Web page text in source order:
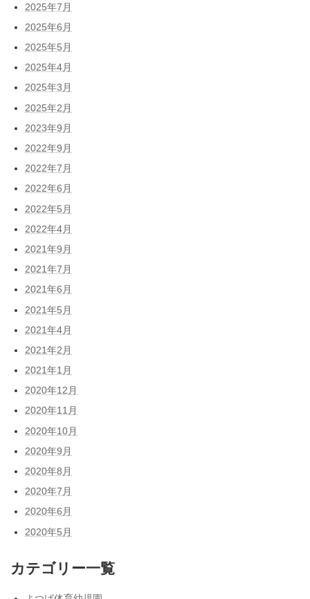
2025年7月
2025年6月
2025年5月
2025年4月
2025年3月
2025年2月
2023年9月
2022年9月
2022年7月
2022年6月
2022年5月
2022年4月
2021年9月
2021年7月
2021年6月
2021年5月
2021年4月
2021年2月
2021年1月
2020年12月
2020年11月
2020年10月
2020年9月
2020年8月
2020年7月
2020年6月
2020年5月
カテゴリー一覧